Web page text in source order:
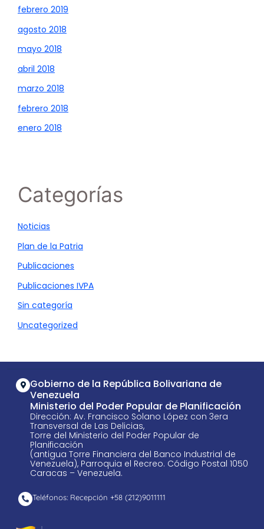
febrero 2019
agosto 2018
mayo 2018
abril 2018
marzo 2018
febrero 2018
enero 2018
Categorías
Noticias
Plan de la Patria
Publicaciones
Publicaciones IVPA
Sin categoría
Uncategorized
Gobierno de la República Bolivariana de
Venezuela
Ministerio del Poder Popular de Planificación
Dirección: Av. Francisco Solano López con 3era
Transversal de Las Delicias,
Torre del Ministerio del Poder Popular de
Planificación
(antigua Torre Financiera del Banco Industrial de
Venezuela), Parroquia el Recreo. Código Postal 1050
Caracas – Venezuela.
Teléfonos: Recepción +58 ​(212)9011111